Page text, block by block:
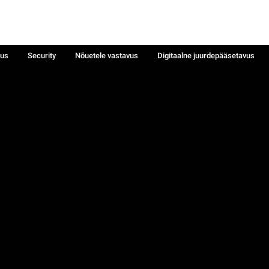
Security Nõuetele vastavus
Digitaalne juurdepääsetavus